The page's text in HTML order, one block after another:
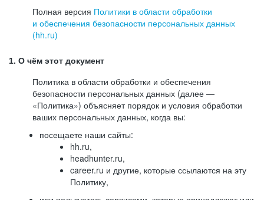
Полная версия Политики в области обработки
и обеспечения безопасности персональных данных
(hh.ru)
1. О чём этот документ
Политика в области обработки и обеспечения
безопасности персональных данных (далее —
«Политика») объясняет порядок и условия обработки
ваших персональных данных, когда вы:
посещаете наши сайты:
hh.ru,
headhunter.ru,
career.ru и другие, которые ссылаются на эту
Политику,